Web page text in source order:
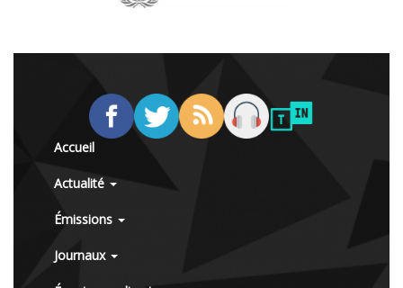
Accueil
Actualité
Émissions
Journaux